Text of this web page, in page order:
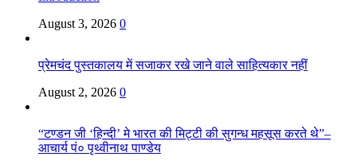
August 3, 2026 0
प्रेमचंद पुस्तकालय में सजाकर रखे जाने वाले साहित्यकार नहीं
August 2, 2026 0
“टण्डन जी ‘हिन्दी’ मे भारत की मिट्टी की सुगन्ध महसूस करते थे”–
आचार्य पं० पृथ्वीनाथ पाण्डेय